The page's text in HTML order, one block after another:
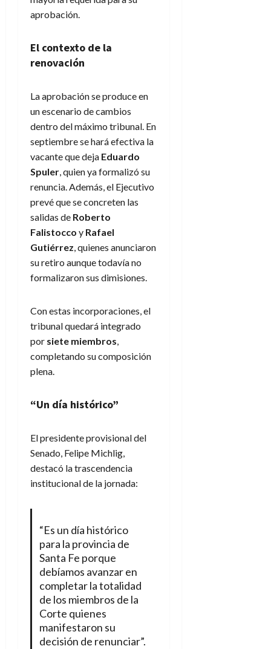
aprobación.
El contexto de la
renovación
La aprobación se produce en
un escenario de cambios
dentro del máximo tribunal. En
septiembre se hará efectiva la
vacante que deja Eduardo
Spuler, quien ya formalizó su
renuncia. Además, el Ejecutivo
prevé que se concreten las
salidas de Roberto
Falistocco y Rafael
Gutiérrez, quienes anunciaron
su retiro aunque todavía no
formalizaron sus dimisiones.
Con estas incorporaciones, el
tribunal quedará integrado
por siete miembros,
completando su composición
plena.
“Un día histórico”
El presidente provisional del
Senado, Felipe Michlig,
destacó la trascendencia
institucional de la jornada:
“Es un día histórico
para la provincia de
Santa Fe porque
debíamos avanzar en
completar la totalidad
de los miembros de la
Corte quienes
manifestaron su
decisión de renunciar”.